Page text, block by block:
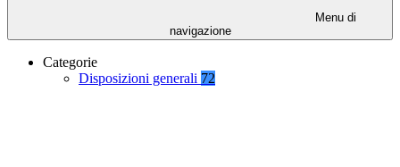
Menu di
navigazione
Categorie
Disposizioni generali 72